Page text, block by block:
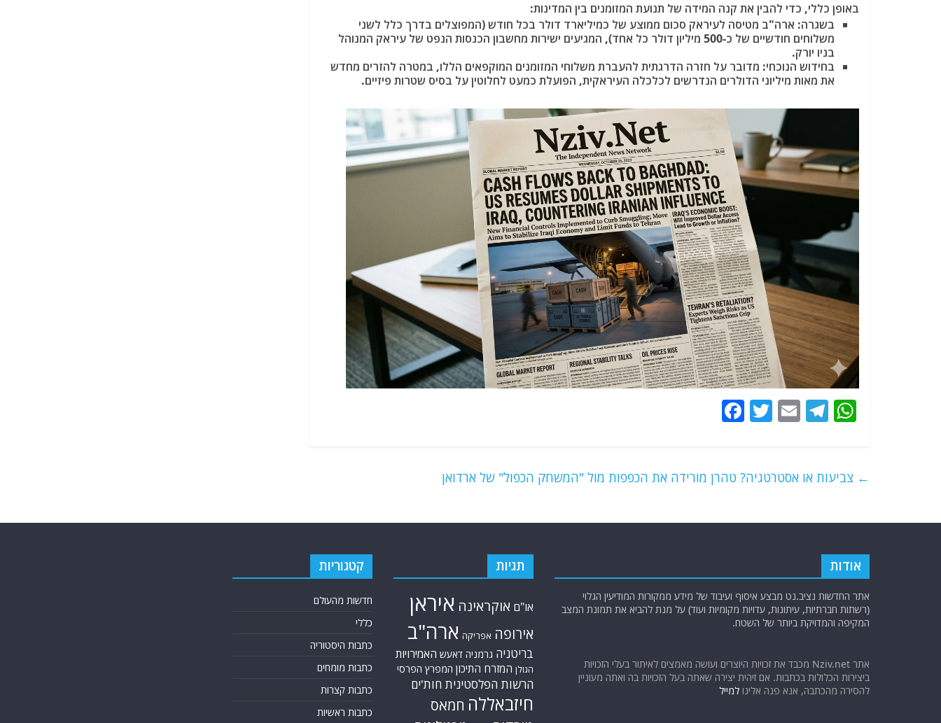
באופן כללי, כדי להבין את קנה המידה של תנועת המזומנים בין המדינות:
בשגרה: ארה"ב מטיסה לעיראק סכום ממוצע של כמיליארד דולר בכל חודש(המפוצלים בדרך כלל לשני
משלוחים חודשיים של כ-500 מיליון דולר כל אחד), המגיעים ישירות מחשבון הכנסות הנפט של עיראק המנוהל
בניו יורק.
בחידוש הנוכחי: מדובר על חזרה הדרגתית להעברת משלוחי המזומנים המוקפאים הללו, במטרה להזרים מחדש
את מאות מיליוני הדולרים הנדרשים לכלכלה העיראקית, הפועלת כמעט לחלוטין על בסיס שטרות פיזיים.
W
s
p
T
g
m
E
l
T
er
e
o
← צביעות או אסטרטגיה? טהרן מורידה את הכפפות מול "המשחק הכפול" של ארדואן
אודות
אתר החדשות נציב.נט מבצע איסוף ועיבוד של מידע ממקורות המודיעין הגלוי
(רשתות חברתיות, עיתונות, עדויות מקומיות ועוד) על מנת להביא את תמונת המצב
המקיפה והמדויקת ביותר של השטח.
אתר Nziv.net מכבד את זכויות היוצרים ועושה מאמצים לאיתור בעלי הזכויות
ביצירות הכלולות בכתבות. אם זיהית יצירה שאתה בעל הזכויות בה ואתה מעוניין
להסירה מהכתבה, אנא פנה אלינו למייל
תגיות
או"ם אוקראינה איראן
אירופה אפריקה ארה"ב
בריטניה גרמניה דאעש האמירויות
הגולן המזרח התיכון המפרץ הפרסי
הרשות הפלסטינית חות'ים
חיזבאללה חמאס
קטגוריות
חדשות מהעולם
כללי
כתבות היסטוריה
כתבות מומחים
כתבות קצרות
כתבות ראשיות